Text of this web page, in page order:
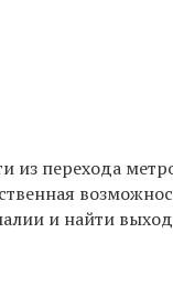
перехода
и найти